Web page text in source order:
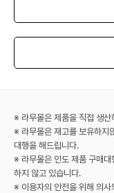
※ 라무몰은 제품을 직접 생
※ 라무몰은 재고를 보유하지
대행을 해드립니다.
※ 라무몰은 인도 제품 구매대
하지 않고 있습니다.
※ 이용자의 안전을 위해 의